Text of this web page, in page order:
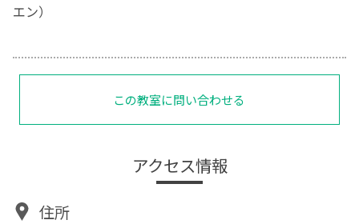
エン）
この教室に問い合わせる
アクセス情報
住所